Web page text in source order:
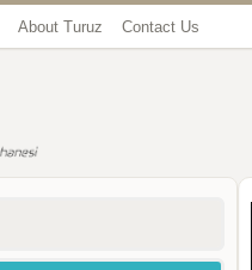
About Turuz Contact Us